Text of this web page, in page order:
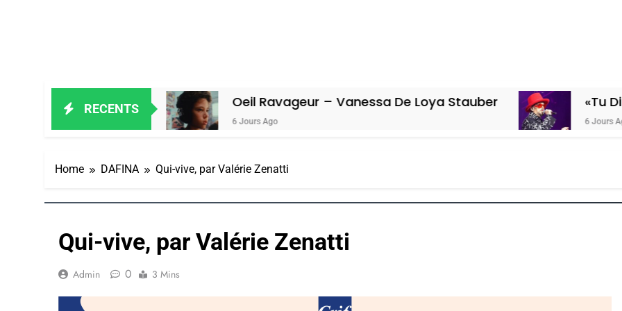
RECENTS
Amiel Oeil Ravageur – Vanessa De Loya Stauber
6 Jours Ago
«Tu Dis
6 Jours Ago
Home DAFINA Qui-vive, par Valérie Zenatti
Qui-vive, par Valérie Zenatti
Admin 0 3 Mins